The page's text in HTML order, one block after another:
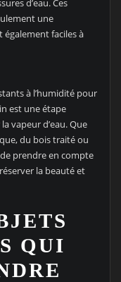
d’eau. Ces
une
faciles à
à l’humidité pour
est une étape
vapeur d’eau. Que
du bois traité ou
prendre en compte
la beauté et
QUI